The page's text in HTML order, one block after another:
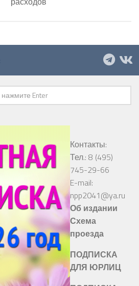
Контакты:
Тел.: 8 (495)
745-29-66
E-mail:
npp2041@ya.ru
Об издании
Схема
проезда
ПОДПИСКА
ДЛЯ ЮРЛИЦ